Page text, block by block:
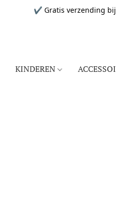
✔ Gratis verzending
KINDEREN